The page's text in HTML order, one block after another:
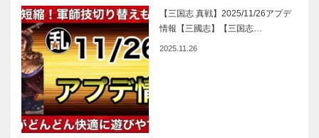
【三国志 真戦】2025/11/26アプデ
情報【三國志】【三国志…
2025.11.26